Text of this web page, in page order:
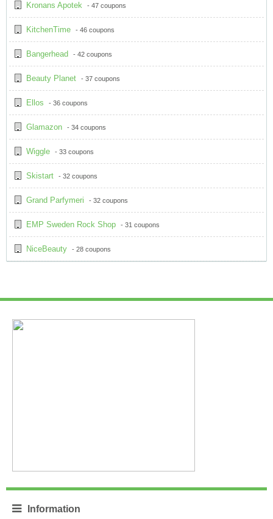
Kronans Apotek - 47 coupons
KitchenTime - 46 coupons
Bangerhead - 42 coupons
Beauty Planet - 37 coupons
Ellos - 36 coupons
Glamazon - 34 coupons
Wiggle - 33 coupons
Skistart - 32 coupons
Grand Parfymeri - 32 coupons
EMP Sweden Rock Shop - 31 coupons
NiceBeauty - 28 coupons
Information